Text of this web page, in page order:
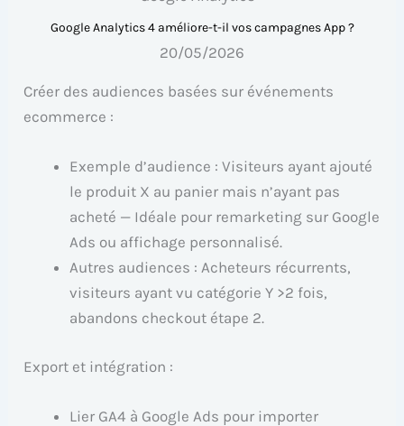
Google Analytics 4 améliore-t-il vos campagnes App ?
20/05/2026
Créer des audiences basées sur événements
ecommerce :
Exemple d’audience : Visiteurs ayant ajouté
le produit X au panier mais n’ayant pas
acheté — Idéale pour remarketing sur Google
Ads ou affichage personnalisé.
Autres audiences : Acheteurs récurrents,
visiteurs ayant vu catégorie Y >2 fois,
abandons checkout étape 2.
Export et intégration :
Lier GA4 à Google Ads pour importer